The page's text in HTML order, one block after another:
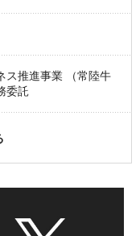
ス推進事業 （常陸牛
委託